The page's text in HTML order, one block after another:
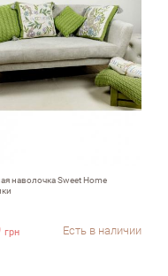
наволочка Sweet Home
грн Есть в наличии